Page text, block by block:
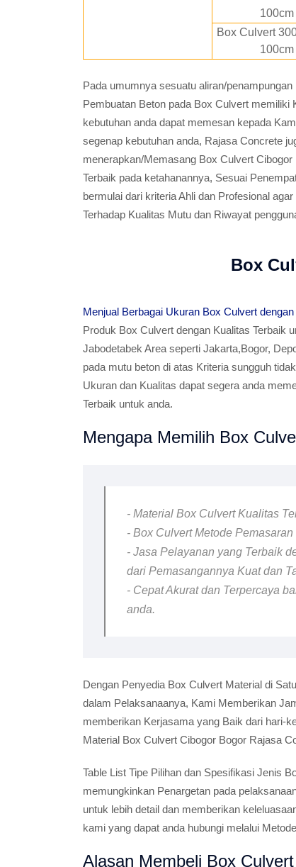
100cm
Box Culvert
100cm
Pada umumnya sesuatu aliran/
Pembuatan Beton pada Box Culvert memiliki
kebutuhan anda dapat memesan kepada
segenap kebutuhan anda, Rajasa Concrete
menerapkan/Memasang Box Culvert
Terbaik pada ketahanannya, Sesuai
bermulai dari kriteria Ahli dan Profesional
Terhadap Kualitas Mutu dan Riwayat
Box
Menjual Berbagai Ukuran Box Culvert
Produk Box Culvert dengan Kualitas Terbaik
Jabodetabek Area seperti Jakarta,Bogor,
pada mutu beton di atas Kriteria sungguh
Ukuran dan Kualitas dapat segera anda
Terbaik untuk anda.
Mengapa Memilih Box
- Material Box Culvert Kualitas
- Box Culvert Metode
- Jasa Pelayanan yang Terbaik
dari Pemasangannya Kuat dan
- Cepat Akurat dan Terpercaya
anda.
Dengan Penyedia Box Culvert Material di
dalam Pelaksanaanya, Kami Memberikan
memberikan Kerjasama yang Baik dari hari-
Material Box Culvert Cibogor Bogor Rajasa
Table List Tipe Pilihan dan Spesifikasi Jenis
memungkinkan Penargetan pada
untuk lebih detail dan memberikan
kami yang dapat anda hubungi melalui
Alasan Membeli Box